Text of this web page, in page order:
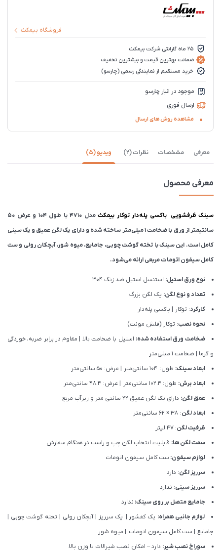
فروشگاه بیمکث
25 ماه گارانتی شرکت بیمکث
ضمانت بهترین قیمت و بیشترین تخفیف
خرید مستقیم از نمایندگی رسمی (چارسو)
موجود در انبار چارسو
ارسال فوری
مشاهده روش های ارسال
معرفی مشخصات نظرات (2) ویدیو (5)
معرفی محصول
سینک ظرفشویی باکسی پله‌دار توکار بیمکث
مدل 4710 با طول 104 و عرض 50
سانتیمتر از ورق با ضخامت 1 میلی‌متر ساخته شده و دارای یک لگن عمیق و یک سینی
کامل است. این سینک با تخته گوشت چوبی، جامایع، میوه شور، آبچکان رولی و ست
کامل سیفون اتومات مربعی ارائه می‌شود.
نوع ورق استیل: استنسل استیل ضد زنگ 304
تعداد و نوع لگن: یک لگن بزرگ
کارکرد: توکار | باکسی پله‌دار
نحوه نصب: توکار (فلش مونت)
ضخامت ورق استفاده شده: استیل با ضخامت بالا | مقاوم در برابر ضربه، خوردگی
و گرما | ضخامت 1 میلی‌متر
ابعاد سینک: طول: 104 سانتی‌متر | عرض: 50 سانتی‌متر
ابعاد برش: طول: 102.4 سانتی‌متر | عرض: 48.4 سانتی‌متر
عمق لگن: دارای یک لگن عمیق 22 سانتی متر و زیرآب مربع
ابعاد لگن: 38 × 62 سانتی‌متر
ظرفیت لگن: 47 لیتر
سمت لگن ها: قابلیت انتخاب لگن چپ و راست در هنگام سفارش
لوازم سیفون: ست کامل سیفون اتومات
سرریز لگن: دارد
سرریز سینی: ندارد
جامایع متصل بر روی سینک: ندارد
لوازم جانبی همراه: یک کفشور | یک سرریز | آبچکان رولی | تخته گوشت چوبی |
جامایع | ست کامل سیفون اتومات | میوه شور
سوراخ نصب شیر: دارد – امکان نصب شیرالات با وزن بالا